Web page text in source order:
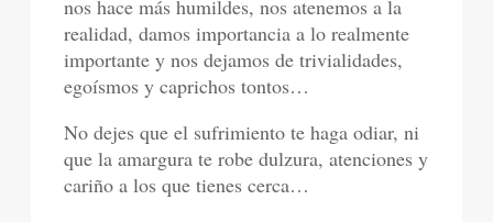
nos hace más humildes, nos atenemos a la
realidad, damos importancia a lo realmente
importante y nos dejamos de trivialidades,
egoísmos y caprichos tontos…
No dejes que el sufrimiento te haga odiar, ni
que la amargura te robe dulzura, atenciones y
cariño a los que tienes cerca…